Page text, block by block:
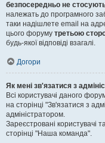
безпосередньо не
належать до програмного
таки надішлете email на
цього форуму третьою
будь-якої відповіді взагалі.
Догори
Як мені зв'язатися з
Всі користувачі даного
на сторінці "Зв'язатися з
адміністратором.
Зареєстровані користувачі
сторінці "Наша команда".